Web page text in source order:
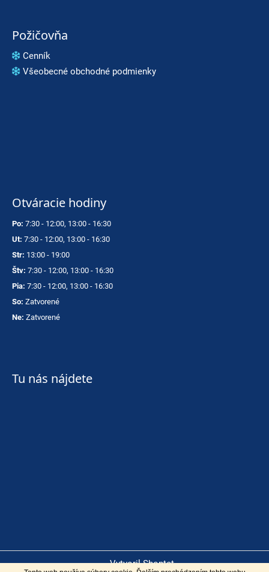
Požičovňa
Cenník
Všeobecné obchodné podmienky
Otváracie hodiny
Po: 7:30 - 12:00, 13:00 - 16:30
Ut: 7:30 - 12:00, 13:00 - 16:30
Str: 13:00 - 19:00
Štv: 7:30 - 12:00, 13:00 - 16:30
Pia: 7:30 - 12:00, 13:00 - 16:30
So: Zatvorené
Ne: Zatvorené
Tu nás nájdete
Vytvoril Shoptet